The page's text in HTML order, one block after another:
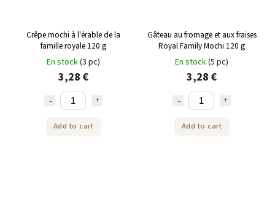
Crêpe mochi à l'érable de la
famille royale 120 g
En stock(3 pc)
3,28 €
Add to cart
Gâteau au fromage et aux fraises
Royal Family Mochi 120 g
En stock(5 pc)
3,28 €
Add to cart